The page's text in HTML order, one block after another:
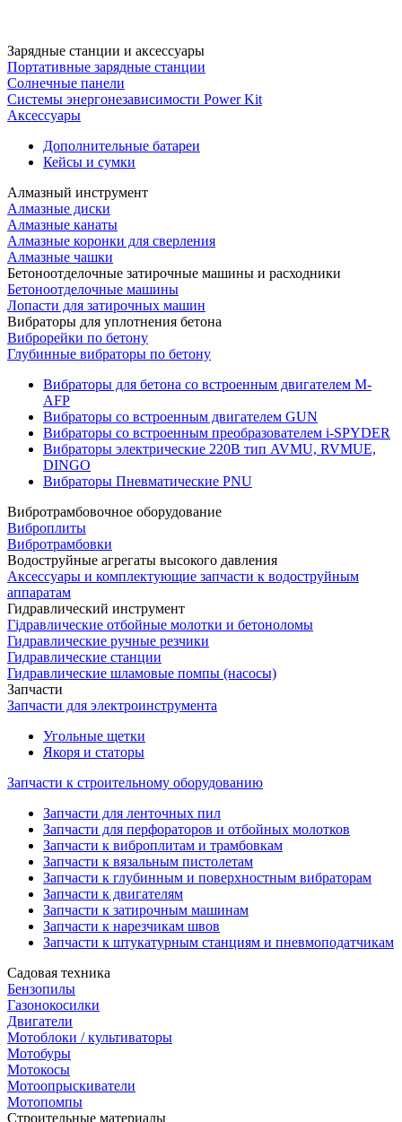
Зарядные станции и аксессуары
Портативные зарядные станции
Солнечные панели
Системы энергонезависимости Power Kit
Аксессуары
Дополнительные батареи
Кейсы и сумки
Алмазный инструмент
Алмазные диски
Алмазные канаты
Алмазные коронки для сверления
Алмазные чашки
Бетоноотделочные затирочные машины и расходники
Бетоноотделочные машины
Лопасти для затирочных машин
Вибраторы для уплотнения бетона
Виброрейки по бетону
Глубинные вибраторы по бетону
Вибраторы для бетона со встроенным двигателем M-
AFP
Вибраторы со встроенным двигателем GUN
Вибраторы со встроенным преобразователем i-SPYDER
Вибраторы электрические 220B тип AVMU, RVMUE,
DINGO
Вибраторы Пневматические PNU
Вибротрамбовочное оборудование
Виброплиты
Вибротрамбовки
Водоструйные агрегаты высокого давления
Аксессуары и комплектующие запчасти к водоструйным
аппаратам
Гидравлический инструмент
Гідравлические отбойные молотки и бетоноломы
Гидравлические ручные резчики
Гидравлические станции
Гидравлические шламовые помпы (насосы)
Запчасти
Запчасти для электроинструмента
Угольные щетки
Якоря и статоры
Запчасти к строительному оборудованию
Запчасти для ленточных пил
Запчасти для перфораторов и отбойных молотков
Запчасти к виброплитам и трамбовкам
Запчасти к вязальным пистолетам
Запчасти к глубинным и поверхностным вибраторам
Запчасти к двигателям
Запчасти к затирочным машинам
Запчасти к нарезчикам швов
Запчасти к штукатурным станциям и пневмоподатчикам
Садовая техника
Бензопилы
Газонокосилки
Двигатели
Мотоблоки / культиваторы
Мотобуры
Мотокосы
Мотоопрыскиватели
Мотопомпы
Строительные материалы